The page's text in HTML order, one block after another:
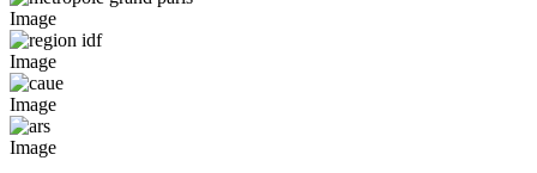
Image
Image
Image
Image